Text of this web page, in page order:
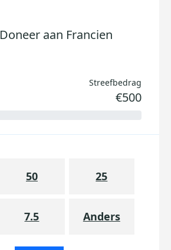
Doneer aan Francien
Streefbedrag
€500
50 25
7.5 Anders